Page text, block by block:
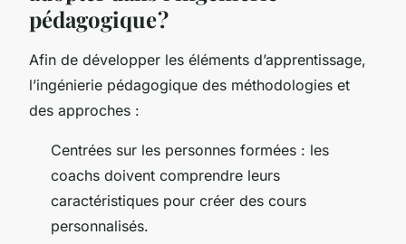
pédagogique ?
Afin de développer les éléments d’apprentissage,
l’ingénierie pédagogique des méthodologies et
des approches :
Centrées sur les personnes formées : les
coachs doivent comprendre leurs
caractéristiques pour créer des cours
personnalisés.